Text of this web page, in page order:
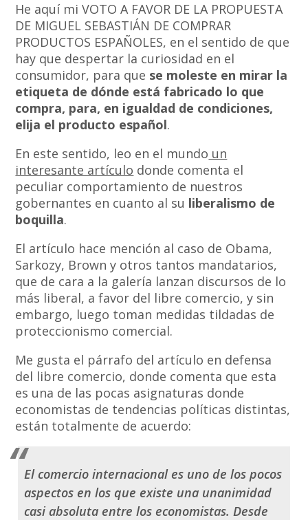
He aquí mi VOTO A FAVOR DE LA PROPUESTA
DE MIGUEL SEBASTIÁN DE COMPRAR
PRODUCTOS ESPAÑOLES, en el sentido de que
hay que despertar la curiosidad en el
consumidor, para que se moleste en mirar la
etiqueta de dónde está fabricado lo que
compra, para, en igualdad de condiciones,
elija el producto español.
En este sentido, leo en el mundo un
interesante artículo donde comenta el
peculiar comportamiento de nuestros
gobernantes en cuanto al su liberalismo de
boquilla.
El artículo hace mención al caso de Obama,
Sarkozy, Brown y otros tantos mandatarios,
que de cara a la galería lanzan discursos de lo
más liberal, a favor del libre comercio, y sin
embargo, luego toman medidas tildadas de
proteccionismo comercial.
Me gusta el párrafo del artículo en defensa
del libre comercio, donde comenta que esta
es una de las pocas asignaturas donde
economistas de tendencias políticas distintas,
están totalmente de acuerdo:
El comercio internacional es uno de los pocos
aspectos en los que existe una unanimidad
casi absoluta entre los economistas. Desde